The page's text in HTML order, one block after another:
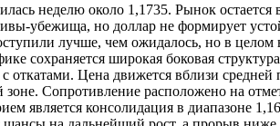
неделю около 1,1735. Рынок
убежища, но доллар не формирует
лучше, чем ожидалось, но в
сохраняется широкая боковая
откатами. Цена движется вблизи
зоне. Сопротивление расположено на
является консолидация в диапазоне